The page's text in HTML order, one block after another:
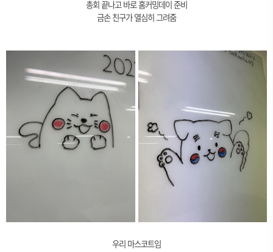
총회 끝나고 바로 홈커밍데이 준비
금손 친구가 열심히 그려줌
우리 마스코트임